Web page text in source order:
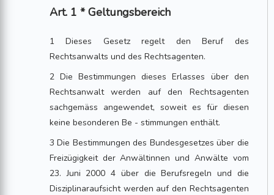
Art. 1 * Geltungsbereich
1 Dieses Gesetz regelt den Beruf des
Rechtsanwalts und des Rechtsagenten.
2 Die Bestimmungen dieses Erlasses über den
Rechtsanwalt werden auf den Rechtsagenten
sachgemäss angewendet, soweit es für diesen
keine besonderen Be - stimmungen enthält.
3 Die Bestimmungen des Bundesgesetzes über die
Freizügigkeit der Anwältinnen und Anwälte vom
23. Juni 2000 4 über die Berufsregeln und die
Disziplinaraufsicht werden auf den Rechtsagenten